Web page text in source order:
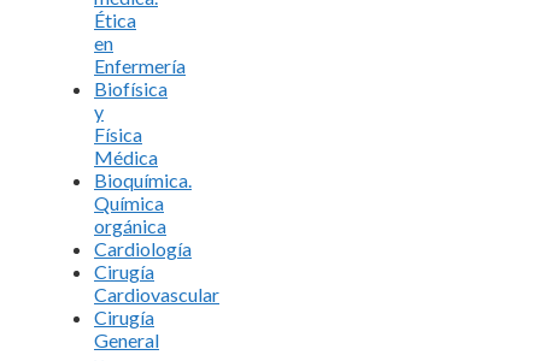
Ética
en
Enfermería
Biofísica
y
Física
Médica
Bioquímica.
Química
orgánica
Cardiología
Cirugía
Cardiovascular
Cirugía
General